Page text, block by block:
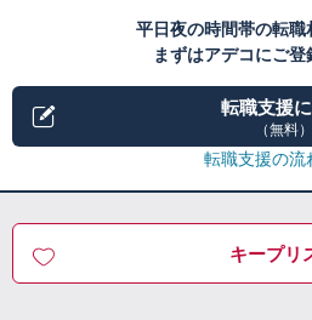
平日夜の時間帯の転職
まずはアデコにご登
転職支援
（無料）
転職支援の流
キープリ